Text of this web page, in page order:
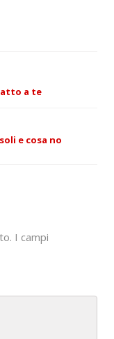
a te
e cosa no
I campi